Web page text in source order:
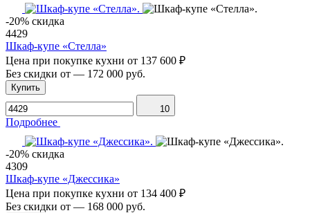
-20% скидка
4429
Шкаф-купе «Стелла»
Цена при покупке кухни от 137 600 ₽
Без скидки от — 172 000 руб.
Купить
10
Подробнее
-20% скидка
4309
Шкаф-купе «Джессика»
Цена при покупке кухни от 134 400 ₽
Без скидки от — 168 000 руб.